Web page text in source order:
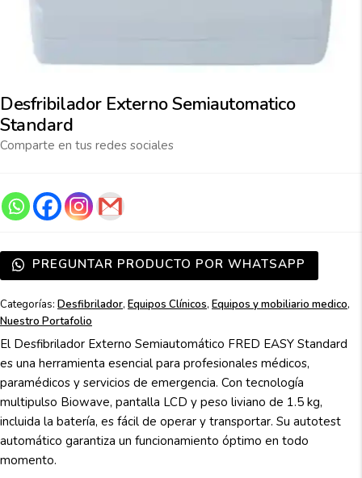
Desfribilador Externo Semiautomatico
Standard
Comparte en tus redes sociales
PREGUNTAR PRODUCTO POR WHATSAPP
Categorías: Desfibrilador, Equipos Clínicos, Equipos y mobiliario medico,
Nuestro Portafolio
El Desfibrilador Externo Semiautomático FRED EASY Standard
es una herramienta esencial para profesionales médicos,
paramédicos y servicios de emergencia. Con tecnología
multipulso Biowave, pantalla LCD y peso liviano de 1.5 kg,
incluida la batería, es fácil de operar y transportar. Su autotest
automático garantiza un funcionamiento óptimo en todo
momento.